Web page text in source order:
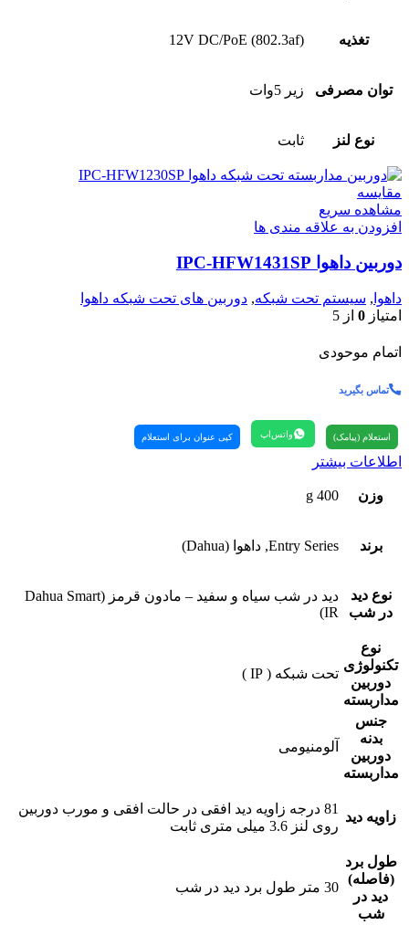
تغذیه 12V DC/PoE (802.3af)
توان مصرفی زیر 5وات
نوع لنز ثابت
مقایسه
مشاهده سریع
افزودن به علاقه مندی ها
دوربین داهوا IPC-HFW1431SP
داهوا , سیستم تحت شبکه, دوربین های تحت شبکه داهوا
امتیاز 0 از 5
اتمام موحودی
تماس بگیرید
استعلام (پیامک) واتس‌اپ کپی عنوان برای استعلام
اطلاعات بیشتر
وزن 400 g
برند Entry Series, داهوا (Dahua)
نوع دید
در شب
دید در شب سیاه و سفید – مادون قرمز (Dahua Smart
IR)
نوع
تکنولوژی
دوربین
مداربسته
تحت شبکه ( IP )
جنس
بدنه
دوربین
مداربسته
آلومنیومی
زاویه دید
81 درجه زاویه دید افقی در حالت افقی و مورب دوربین
روی لنز 3.6 میلی متری ثابت
طول برد
(فاصله)
دید در
شب
30 متر طول برد دید در شب